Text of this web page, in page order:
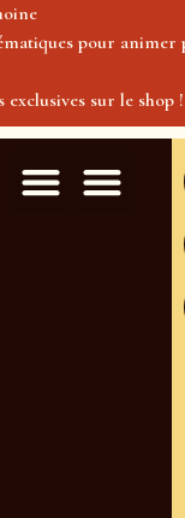
pour
sur le shop !